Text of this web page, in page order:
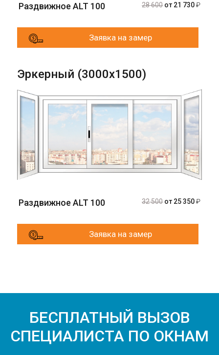
Раздвижное ALT 100 28 600 от 21 730₽
Заявка на замер
Эркерный (3000х1500)
Раздвижное ALT 100 32 500 от 25 350₽
Заявка на замер
БЕСПЛАТНЫЙ ВЫЗОВ
СПЕЦИАЛИСТА ПО ОКНАМ